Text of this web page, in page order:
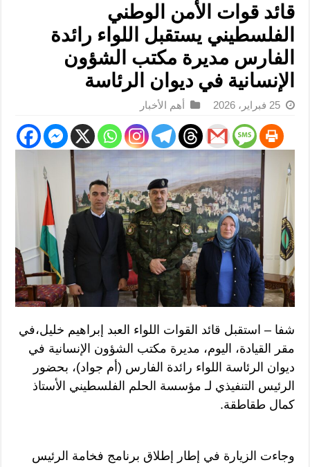
قائد قوات الأمن الوطني
الفلسطيني يستقبل اللواء رائدة
الفارس مديرة مكتب الشؤون
الإنسانية في ديوان الرئاسة
25 فبراير، 2026 أهم الأخبار
شفا – استقبل قائد القوات اللواء العبد إبراهيم خليل،في
مقر القيادة، اليوم، مديرة مكتب الشؤون الإنسانية في
ديوان الرئاسة اللواء رائدة الفارس (أم جواد)، بحضور
الرئيس التنفيذي لـ مؤسسة الحلم الفلسطيني الأستاذ
كمال طقاطقة.
وجاءت الزيارة في إطار إطلاق برنامج فخامة الرئيس